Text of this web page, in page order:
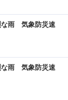
な雨 気象防災速
な雨 気象防災速